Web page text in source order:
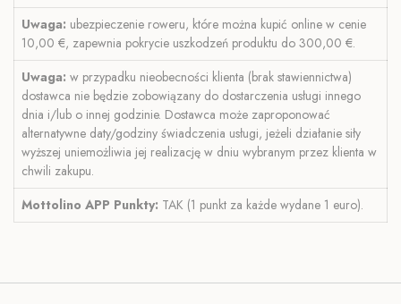
Uwaga: ubezpieczenie roweru, które można kupić online w cenie
10,00 €, zapewnia pokrycie uszkodzeń produktu do 300,00 €.
Uwaga: w przypadku nieobecności klienta (brak stawiennictwa)
dostawca nie będzie zobowiązany do dostarczenia usługi innego
dnia i/lub o innej godzinie. Dostawca może zaproponować
alternatywne daty/godziny świadczenia usługi, jeżeli działanie siły
wyższej uniemożliwia jej realizację w dniu wybranym przez klienta w
chwili zakupu.
Mottolino APP Punkty: TAK (1 punkt za każde wydane 1 euro).